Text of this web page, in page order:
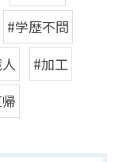
#学歴不問
#加工